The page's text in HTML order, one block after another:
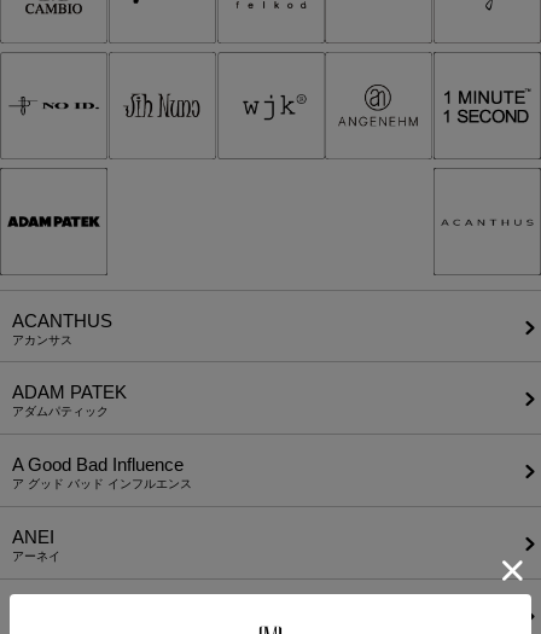
ACANTHUS
アカンサス
ADAM PATEK
アダムパティック
A Good Bad Influence
ア グッド バッド インフルエンス
ANEI
アーネイ